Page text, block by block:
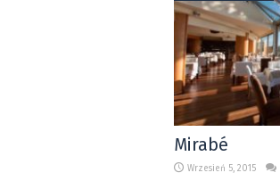
Mirabé
Wrzesień 5, 2015